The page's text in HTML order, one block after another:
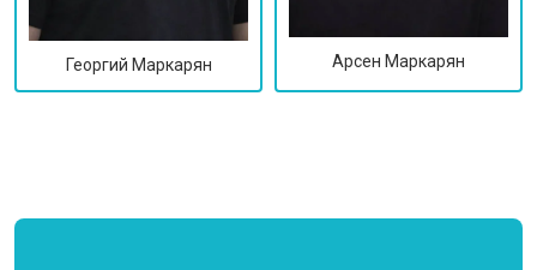
Георгий Маркарян Арсен Маркарян